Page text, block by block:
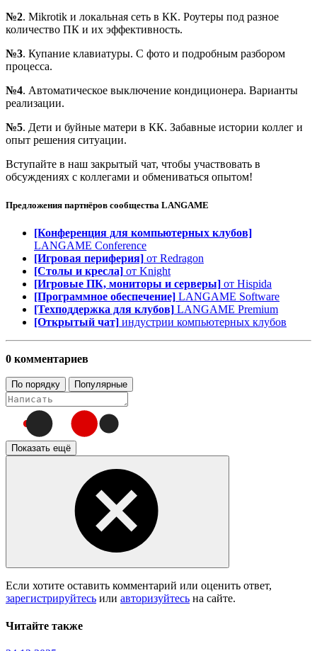
№2. Mikrotik и локальная сеть в КК. Роутеры под разное
количество ПК и их эффективность.
№3. Купание клавиатуры. С фото и подробным разбором
процесса.
№4. Автоматическое выключение кондиционера. Варианты
реализации.
№5. Дети и буйные матери в КК. Забавные истории коллег и
опыт решения ситуации.
Вступайте в наш закрытый чат, чтобы участвовать в
обсуждениях с коллегами и обмениваться опытом!
Предложения партнёров сообщества LANGAME
[Конференция для компьютерных клубов]
LANGAME Conference
[Игровая периферия] от Redragon
[Столы и кресла] от Knight
[Игровые ПК, мониторы и серверы] от Hispida
[Программное обеспечение] LANGAME Software
[Техподдержка для клубов] LANGAME Premium
[Открытый чат] индустрии компьютерных клубов
0 комментариев
По порядку Популярные
Показать ещё
Если хотите оставить комментарий или оценить ответ,
зарегистрируйтесь или авторизуйтесь на сайте.
Читайте также